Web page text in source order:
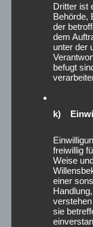
Vom CSD
🚲🚶‍♀️🌤️
11. Juni
Dritter ist
Behörde,
der
dem
unter der
befugt
k)
freiwillig
Weise
einer
sie